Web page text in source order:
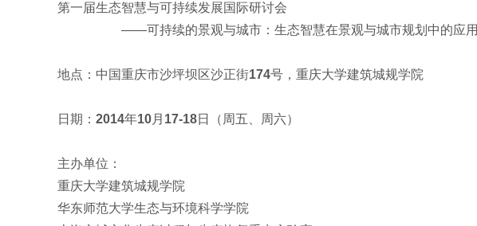
第一届生态智慧与可持续发展国际研讨会
——可持续的景观与城市：生态智慧在景观与城市规划中的应用
地点：中国重庆市沙坪坝区沙正街174号，重庆大学建筑城规学院
日期： 2014年10月 17-18日（周五、周六）
主办单位：
重庆大学建筑城规学院
华东师范大学生态与环境科学学院